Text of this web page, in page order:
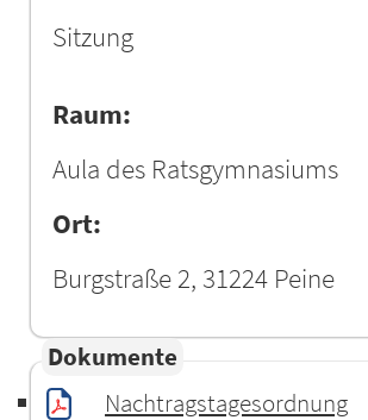
Sitzung
Raum:
Aula des Ratsgymnasiums
Ort:
Burgstraße 2, 31224 Peine
Dokumente
Nachtragstagesordnung